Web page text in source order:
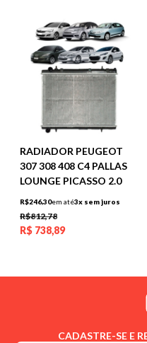
RADIADOR PEUGEOT
307 308 408 C4 PALLAS
LOUNGE PICASSO 2.0
R$246,30em até3x sem juros
R$812,78
R$ 738,89
CADASTRE-SE E